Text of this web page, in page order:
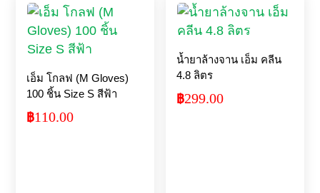
เอ็ม โกลฟ (M Gloves)
100 ชิ้น Size S สีฟ้า
฿110.00
น้ำยาล้างจาน เอ็ม คลีน
4.8 ลิตร
฿299.00